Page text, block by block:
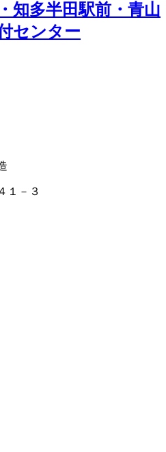
知多半田駅前・青山
センター
１－３